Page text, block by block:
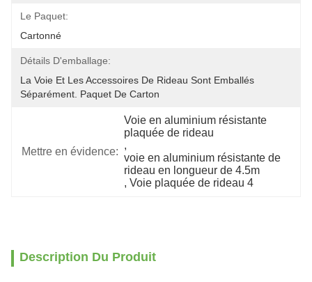
Le Paquet:
Cartonné
Détails D'emballage:
La Voie Et Les Accessoires De Rideau Sont Emballés
Séparément. Paquet De Carton
Mettre en évidence:
Voie en aluminium résistante
plaquée de rideau
,
voie en aluminium résistante de
rideau en longueur de 4.5m
, Voie plaquée de rideau 4
Description Du Produit